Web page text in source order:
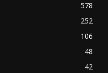
578
252
106
48
42